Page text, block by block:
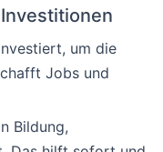
um die
Jobs und
Bildung,